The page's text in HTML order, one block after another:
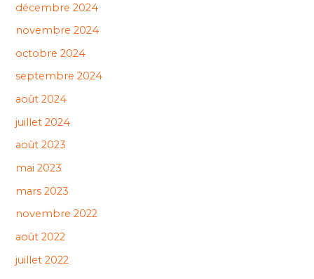
décembre 2024
novembre 2024
octobre 2024
septembre 2024
août 2024
juillet 2024
août 2023
mai 2023
mars 2023
novembre 2022
août 2022
juillet 2022